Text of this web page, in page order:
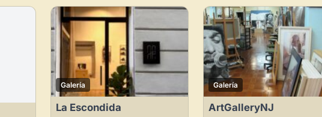
Galería
La Escondida
Galería
ArtGalleryNJ